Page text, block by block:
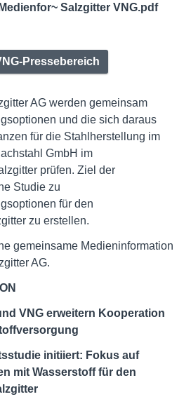
Salzgitter VNG.pdf
Pressebereich
AG werden gemeinsam
und die sich daraus
für die Stahlherstellung im
GmbH im
prüfen. Ziel der
Studie zu
für den
zu erstellen.
gemeinsame Medieninformation
AG.
VNG erweitern Kooperation
initiiert: Fokus auf
mit Wasserstoff für den